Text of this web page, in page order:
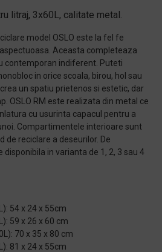
litraj, 3x60L, calitate metal.
model OSLO este la fel fe
Aceasta completeaza
contemporan indiferent. Puteti
in orice scoala, birou, hol sau
un spatiu prietenos si estetic, dar
OSLO RM este realizata din metal ce
cu usurinta capacul pentru a
Compartimentele interioare sunt
de reciclare a deseurilor. De
disponibila in varianta de 1, 2, 3 sau 4
54 x 24 x 55cm
59 x 26 x 60 cm
70 x 35 x 80 cm
81 x 24 x 55cm